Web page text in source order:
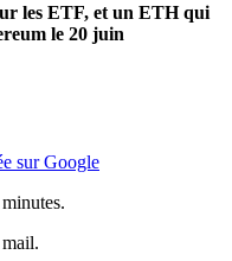
les ETF, et un ETH qui
le 20 juin
sur Google